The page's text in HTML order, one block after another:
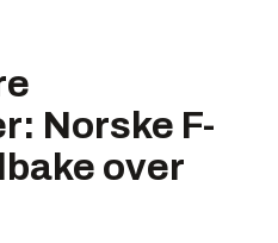
Norske F-
over